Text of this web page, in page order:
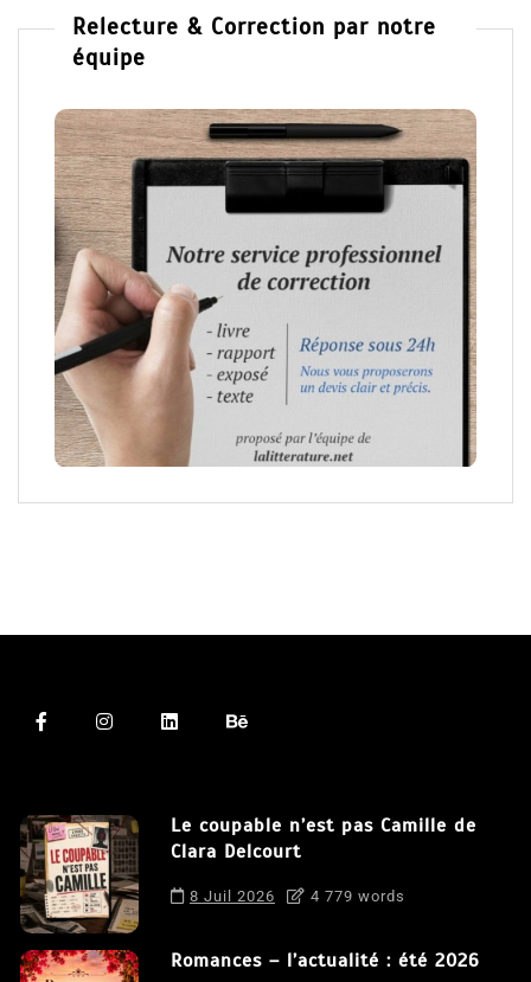
Relecture & Correction par notre
équipe
Le coupable n’est pas Camille de
Clara Delcourt
8 Juil 2026 4 779 words
Romances – l’actualité : été 2026